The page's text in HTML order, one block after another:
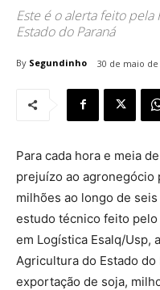
Este é o alerta feito
Estado do Paraná
By Segundinho 30 de maio de
Para cada hora e meia
prejuízo ao agronegócio
milhões ao longo de
estudo técnico feito pelo
em Logística Esalq/Usp,
Agricultura do Estado
exportação de soja,